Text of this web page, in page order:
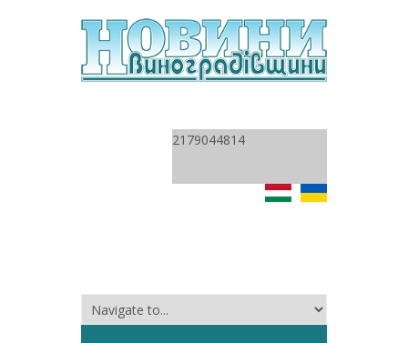
2179044814